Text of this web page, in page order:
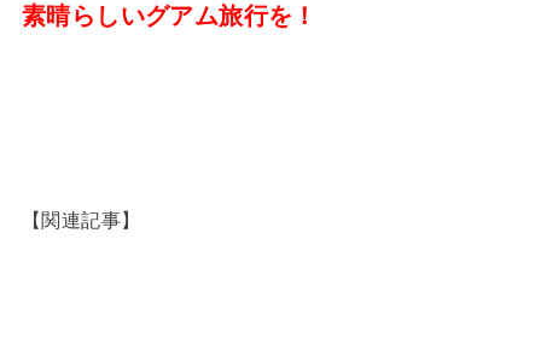
素晴らしいグアム旅行を！
【関連記事】